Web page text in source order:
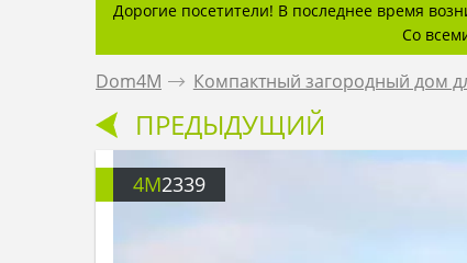
Дорогие посетители! В последнее время
Со
Dom4M . Компактный загородный дом
ПРЕДЫДУЩИЙ
4M2339